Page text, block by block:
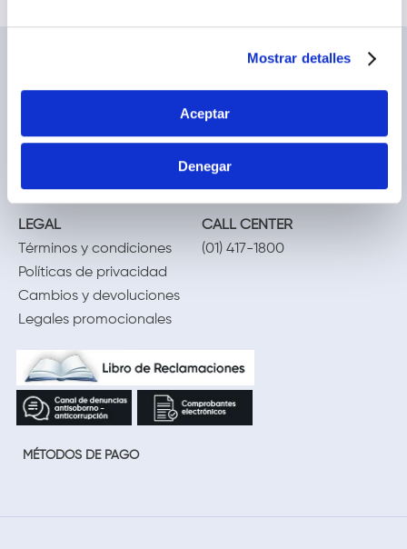
Mostrar detalles
Aceptar
Denegar
Conócenos
Trabaja con nosotros
Contáctanos
TE AYUDAMOS
Cómo comprar
Preguntas frecuentes
Locales
LEGAL
Términos y condiciones
Políticas de privacidad
Cambios y devoluciones
Legales promocionales
CALL CENTER
(01) 417-1800
MÉTODOS DE PAGO